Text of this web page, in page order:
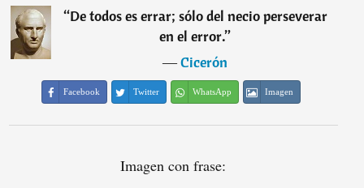
“De todos es errar; sólo del necio perseverar
en el error.”
―Cicerón
Facebook Twitter WhatsApp Imagen
Imagen con frase: